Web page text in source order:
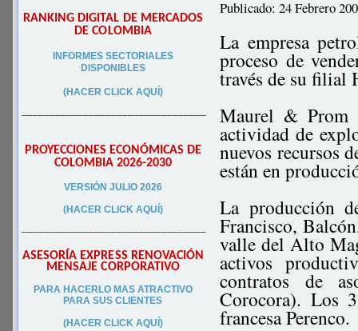
RANKING DIGITAL DE MERCADOS
DE COLOMBIA
INFORMES SECTORIALES
DISPONIBLES
(HACER CLICK AQUÍ)
–––––––––––––––––––––––––––––––––
PROYECCIONES ECONÓMICAS DE
COLOMBIA 2026-2030
VERSIÓN JULIO 2026
(HACER CLICK AQUÍ)
–––––––––––––––––––––––––––––––––
ASESORÍA EXPRESS RENOVACIÓN
MENSAJE CORPORATIVO
PARA HACERLO MAS ATRACTIVO
PARA SUS CLIENTES
(HACER CLICK AQUÍ)
Publicado: 24 Febrero
La empresa
proceso de
través de su filial
Maurel & Prom
actividad de
nuevos recursos
están en
La producción
Francisco,
valle del Alto
activos
contratos de
Corocora). Los
francesa Perenco.